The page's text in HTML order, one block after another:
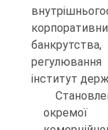
інститут
окремої